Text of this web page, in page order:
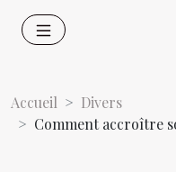
Accueil
Divers
Comment accroître